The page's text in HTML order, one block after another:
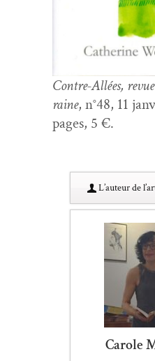
Con­tre-Allées,
raine, n°48, 11
pages, 5 €.
L’au­teur de
Carole